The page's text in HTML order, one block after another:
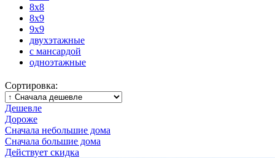
8х8
8х9
9х9
двухэтажные
с мансардой
одноэтажные
Сортировка:
Дешевле
Дороже
Сначала небольшие дома
Сначала большие дома
Действует скидка